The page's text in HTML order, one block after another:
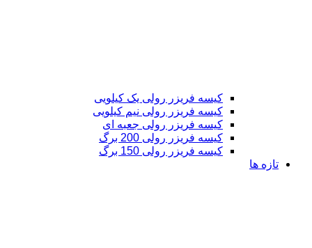
کیسه فریزر رولی یک کیلویی
کیسه فریزر رولی نیم کیلویی
کیسه فریزر رولی جعبه ای
کیسه فریزر رولی 200 برگ
کیسه فریزر رولی 150 برگ
تازه ها